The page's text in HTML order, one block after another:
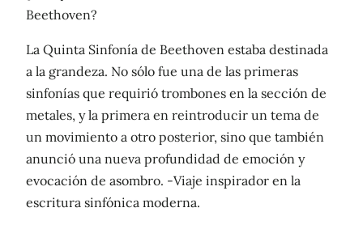
Beethoven?
La Quinta Sinfonía de Beethoven estaba destinada
a la grandeza. No sólo fue una de las primeras
sinfonías que requirió trombones en la sección de
metales, y la primera en reintroducir un tema de
un movimiento a otro posterior, sino que también
anunció una nueva profundidad de emoción y
evocación de asombro. -Viaje inspirador en la
escritura sinfónica moderna.